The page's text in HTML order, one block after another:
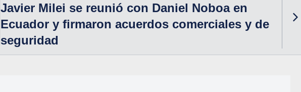
Javier Milei se reunió con Daniel Noboa en
Ecuador y firmaron acuerdos comerciales y de
seguridad